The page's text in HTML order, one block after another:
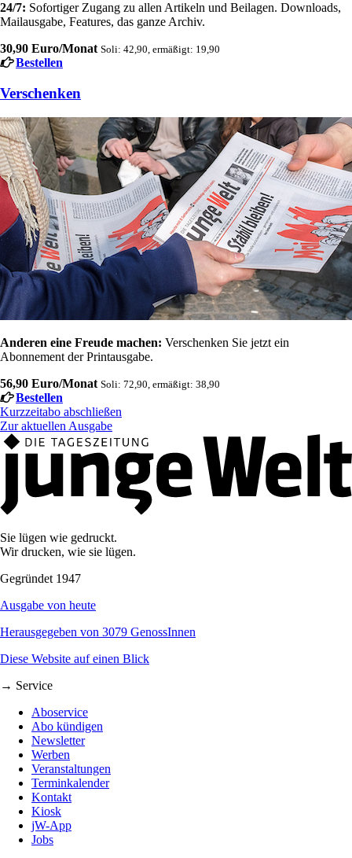
24/7: Sofortiger Zugang zu allen Artikeln und Beilagen. Downloads,
Mailausgabe, Features, das ganze Archiv.
30,90 Euro/Monat Soli: 42,90, ermäßigt: 19,90
Bestellen
Verschenken
Anderen eine Freude machen: Verschenken Sie jetzt ein
Abonnement der Printausgabe.
56,90 Euro/Monat Soli: 72,90, ermäßigt: 38,90
Bestellen
Kurzzeitabo abschließen
Zur aktuellen Ausgabe
Sie lügen wie gedruckt.
Wir drucken, wie sie lügen.
Gegründet 1947
Ausgabe von heute
Herausgegeben von 3079 GenossInnen
Diese Website auf einen Blick
→ Service
Aboservice
Abo kündigen
Newsletter
Werben
Veranstaltungen
Terminkalender
Kontakt
Kiosk
jW-App
Jobs